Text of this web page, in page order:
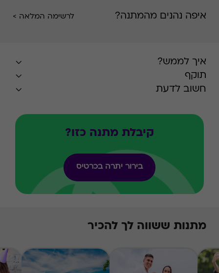
איפה נהנים מהמתנה? לרשימה המלאה >
איך לממש?
תוקף
חשוב לדעת
קיבלת מתנה כזו?
בירור יתרה בכרטיס
מתנות ששווה לך להכיר